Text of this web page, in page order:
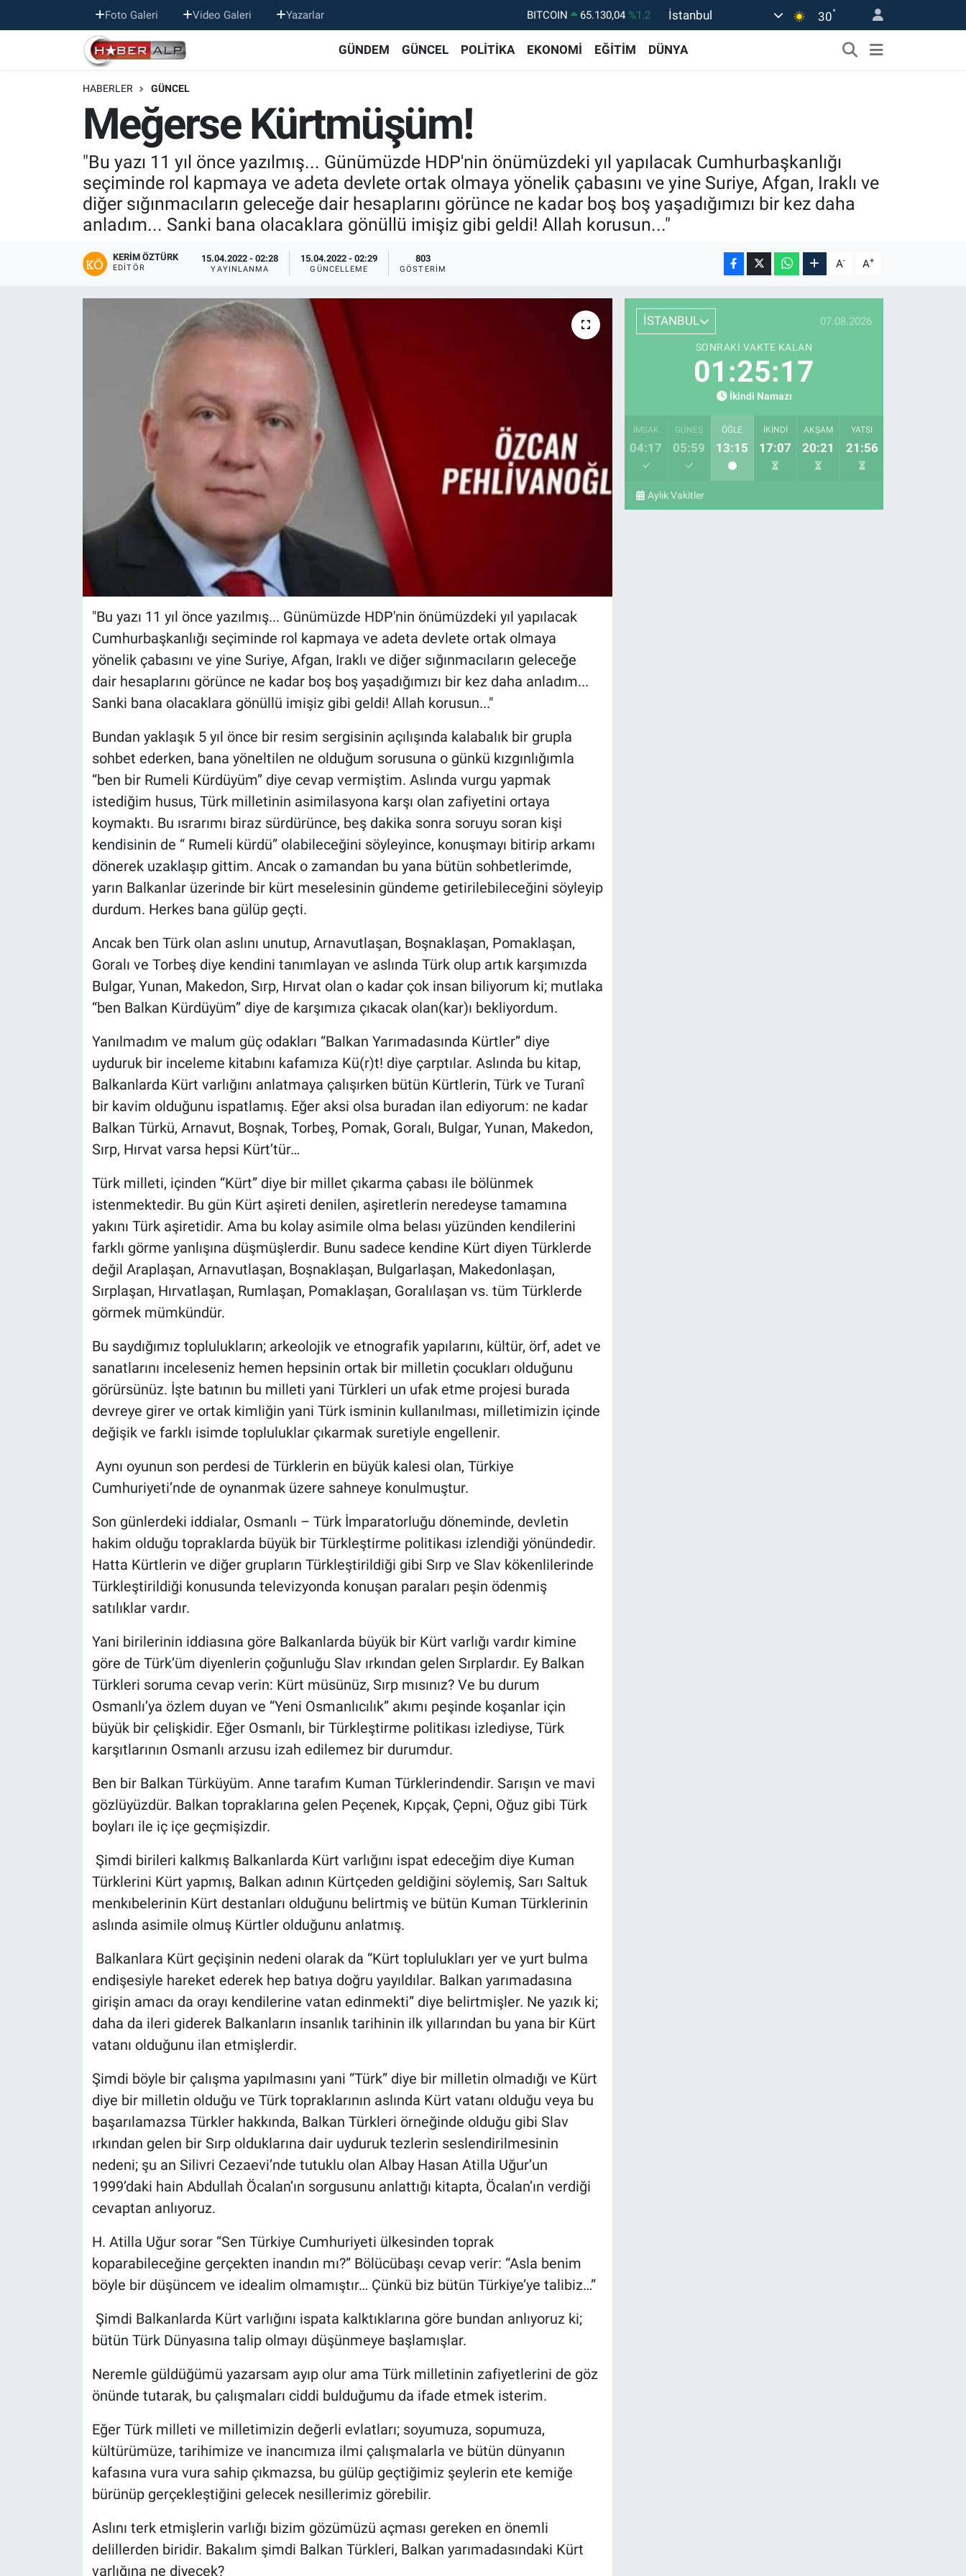
Foto Galeri Video Galeri Yazarlar DOLAR 47,7106 %0.17
55,1652
%0.27
İstanbul 30°
GÜNDEM GÜNCEL POLİTİKA EKONOMİ EĞİTİM DÜNYA
HABERLER GÜNCEL
Meğerse Kürtmüşüm!
"Bu yazı 11 yıl önce yazılmış... Günümüzde HDP'nin önümüzdeki yıl yapılacak Cumhurbaşkanlığı
seçiminde rol kapmaya ve adeta devlete ortak olmaya yönelik çabasını ve yine Suriye, Afgan, Iraklı ve
diğer sığınmacıların geleceğe dair hesaplarını görünce ne kadar boş boş yaşadığımızı bir kez daha
anladım... Sanki bana olacaklara gönüllü imişiz gibi geldi! Allah korusun..."
KERIM ÖZTÜRK
EDITÖR
15.04.2022 - 02:28
YAYINLANMA
15.04.2022 - 02:29
GÜNCELLEME
803
GÖSTERIM A- A+
"Bu yazı 11 yıl önce yazılmış... Günümüzde HDP'nin önümüzdeki yıl yapılacak
Cumhurbaşkanlığı seçiminde rol kapmaya ve adeta devlete ortak olmaya
yönelik çabasını ve yine Suriye, Afgan, Iraklı ve diğer sığınmacıların geleceğe
dair hesaplarını görünce ne kadar boş boş yaşadığımızı bir kez daha anladım...
Sanki bana olacaklara gönüllü imişiz gibi geldi! Allah korusun..."
Bundan yaklaşık 5 yıl önce bir resim sergisinin açılışında kalabalık bir grupla
sohbet ederken, bana yöneltilen ne olduğum sorusuna o günkü kızgınlığımla
“ben bir Rumeli Kürdüyüm” diye cevap vermiştim. Aslında vurgu yapmak
istediğim husus, Türk milletinin asimilasyona karşı olan zafiyetini ortaya
koymaktı. Bu ısrarımı biraz sürdürünce, beş dakika sonra soruyu soran kişi
kendisinin de “ Rumeli kürdü” olabileceğini söyleyince, konuşmayı bitirip arkamı
dönerek uzaklaşıp gittim. Ancak o zamandan bu yana bütün sohbetlerimde,
yarın Balkanlar üzerinde bir kürt meselesinin gündeme getirilebileceğini söyleyip
durdum. Herkes bana gülüp geçti.
Ancak ben Türk olan aslını unutup, Arnavutlaşan, Boşnaklaşan, Pomaklaşan,
Goralı ve Torbeş diye kendini tanımlayan ve aslında Türk olup artık karşımızda
Bulgar, Yunan, Makedon, Sırp, Hırvat olan o kadar çok insan biliyorum ki; mutlaka
“ben Balkan Kürdüyüm” diye de karşımıza çıkacak olan(kar)ı bekliyordum.
Yanılmadım ve malum güç odakları “Balkan Yarımadasında Kürtler” diye
uyduruk bir inceleme kitabını kafamıza Kü(r)t! diye çarptılar. Aslında bu kitap,
Balkanlarda Kürt varlığını anlatmaya çalışırken bütün Kürtlerin, Türk ve Turanî
bir kavim olduğunu ispatlamış. Eğer aksi olsa buradan ilan ediyorum: ne kadar
Balkan Türkü, Arnavut, Boşnak, Torbeş, Pomak, Goralı, Bulgar, Yunan, Makedon,
Sırp, Hırvat varsa hepsi Kürt’tür…
Türk milleti, içinden “Kürt” diye bir millet çıkarma çabası ile bölünmek
istenmektedir. Bu gün Kürt aşireti denilen, aşiretlerin neredeyse tamamına
yakını Türk aşiretidir. Ama bu kolay asimile olma belası yüzünden kendilerini
farklı görme yanlışına düşmüşlerdir. Bunu sadece kendine Kürt diyen Türklerde
değil Araplaşan, Arnavutlaşan, Boşnaklaşan, Bulgarlaşan, Makedonlaşan,
Sırplaşan, Hırvatlaşan, Rumlaşan, Pomaklaşan, Goralılaşan vs. tüm Türklerde
görmek mümkündür.
Bu saydığımız toplulukların; arkeolojik ve etnografik yapılarını, kültür, örf, adet ve
sanatlarını inceleseniz hemen hepsinin ortak bir milletin çocukları olduğunu
görürsünüz. İşte batının bu milleti yani Türkleri un ufak etme projesi burada
devreye girer ve ortak kimliğin yani Türk isminin kullanılması, milletimizin içinde
değişik ve farklı isimde topluluklar çıkarmak suretiyle engellenir.
Aynı oyunun son perdesi de Türklerin en büyük kalesi olan, Türkiye
Cumhuriyeti’nde de oynanmak üzere sahneye konulmuştur.
Son günlerdeki iddialar, Osmanlı – Türk İmparatorluğu döneminde, devletin
hakim olduğu topraklarda büyük bir Türkleştirme politikası izlendiği yönündedir.
Hatta Kürtlerin ve diğer grupların Türkleştirildiği gibi Sırp ve Slav kökenlilerinde
Türkleştirildiği konusunda televizyonda konuşan paraları peşin ödenmiş
satılıklar vardır.
Yani birilerinin iddiasına göre Balkanlarda büyük bir Kürt varlığı vardır kimine
göre de Türk’üm diyenlerin çoğunluğu Slav ırkından gelen Sırplardır. Ey Balkan
Türkleri soruma cevap verin: Kürt müsünüz, Sırp mısınız? Ve bu durum
Osmanlı’ya özlem duyan ve “Yeni Osmanlıcılık” akımı peşinde koşanlar için
büyük bir çelişkidir. Eğer Osmanlı, bir Türkleştirme politikası izlediyse, Türk
karşıtlarının Osmanlı arzusu izah edilemez bir durumdur.
Ben bir Balkan Türküyüm. Anne tarafım Kuman Türklerindendir. Sarışın ve mavi
gözlüyüzdür. Balkan topraklarına gelen Peçenek, Kıpçak, Çepni, Oğuz gibi Türk
boyları ile iç içe geçmişizdir.
Şimdi birileri kalkmış Balkanlarda Kürt varlığını ispat edeceğim diye Kuman
Türklerini Kürt yapmış, Balkan adının Kürtçeden geldiğini söylemiş, Sarı Saltuk
menkıbelerinin Kürt destanları olduğunu belirtmiş ve bütün Kuman Türklerinin
aslında asimile olmuş Kürtler olduğunu anlatmış.
Balkanlara Kürt geçişinin nedeni olarak da “Kürt toplulukları yer ve yurt bulma
endişesiyle hareket ederek hep batıya doğru yayıldılar. Balkan yarımadasına
girişin amacı da orayı kendilerine vatan edinmekti” diye belirtmişler. Ne yazık ki;
daha da ileri giderek Balkanların insanlık tarihinin ilk yıllarından bu yana bir Kürt
vatanı olduğunu ilan etmişlerdir.
Şimdi böyle bir çalışma yapılmasını yani “Türk” diye bir milletin olmadığı ve Kürt
diye bir milletin olduğu ve Türk topraklarının aslında Kürt vatanı olduğu veya bu
başarılamazsa Türkler hakkında, Balkan Türkleri örneğinde olduğu gibi Slav
ırkından gelen bir Sırp olduklarına dair uyduruk tezlerin seslendirilmesinin
nedeni; şu an Silivri Cezaevi’nde tutuklu olan Albay Hasan Atilla Uğur’un
1999’daki hain Abdullah Öcalan’ın sorgusunu anlattığı kitapta, Öcalan’ın verdiği
cevaptan anlıyoruz.
H. Atilla Uğur sorar “Sen Türkiye Cumhuriyeti ülkesinden toprak
koparabileceğine gerçekten inandın mı?” Bölücübaşı cevap verir: “Asla benim
böyle bir düşüncem ve idealim olmamıştır… Çünkü biz bütün Türkiye’ye talibiz…”
Şimdi Balkanlarda Kürt varlığını ispata kalktıklarına göre bundan anlıyoruz ki;
bütün Türk Dünyasına talip olmayı düşünmeye başlamışlar.
Neremle güldüğümü yazarsam ayıp olur ama Türk milletinin zafiyetlerini de göz
önünde tutarak, bu çalışmaları ciddi bulduğumu da ifade etmek isterim.
Eğer Türk milleti ve milletimizin değerli evlatları; soyumuza, sopumuza,
kültürümüze, tarihimize ve inancımıza ilmi çalışmalarla ve bütün dünyanın
kafasına vura vura sahip çıkmazsa, bu gülüp geçtiğimiz şeylerin ete kemiğe
bürünüp gerçekleştiğini gelecek nesillerimiz görebilir.
Aslını terk etmişlerin varlığı bizim gözümüzü açması gereken en önemli
delillerden biridir. Bakalım şimdi Balkan Türkleri, Balkan yarımadasındaki Kürt
varlığına ne diyecek?
İSTANBUL 07.08.2026
SONRAKI VAKTE KALAN
01:25:16
İkindi Namazı
İMSAK
04:17
GÜNEŞ
05:59
ÖĞLE
13:15
İKINDI
17:07
AKŞAM
20:21
YATSI
21:56
Aylık Vakitler
Nöbetçi Eczaneler
Hava Durumu
Trafik Durumu
Süper Lig Puan Durumu ve Fikstür
Tüm Manşetler
Haber Arşivi